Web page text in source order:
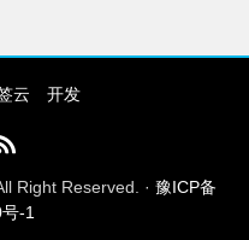
云 开发
Right Reserved. · 豫ICP备
-1